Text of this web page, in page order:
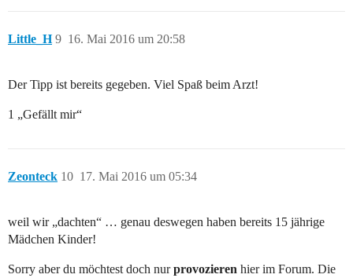
Little_H 16. Mai 2016 um 20:58
9
Der Tipp ist bereits gegeben. Viel Spaß beim Arzt!
1 „Gefällt mir“
Zeonteck 17. Mai 2016 um 05:34
10
weil wir „dachten“ … genau deswegen haben bereits 15 jährige
Mädchen Kinder!
Sorry aber du möchtest doch nurprovozieren hier im Forum. Die